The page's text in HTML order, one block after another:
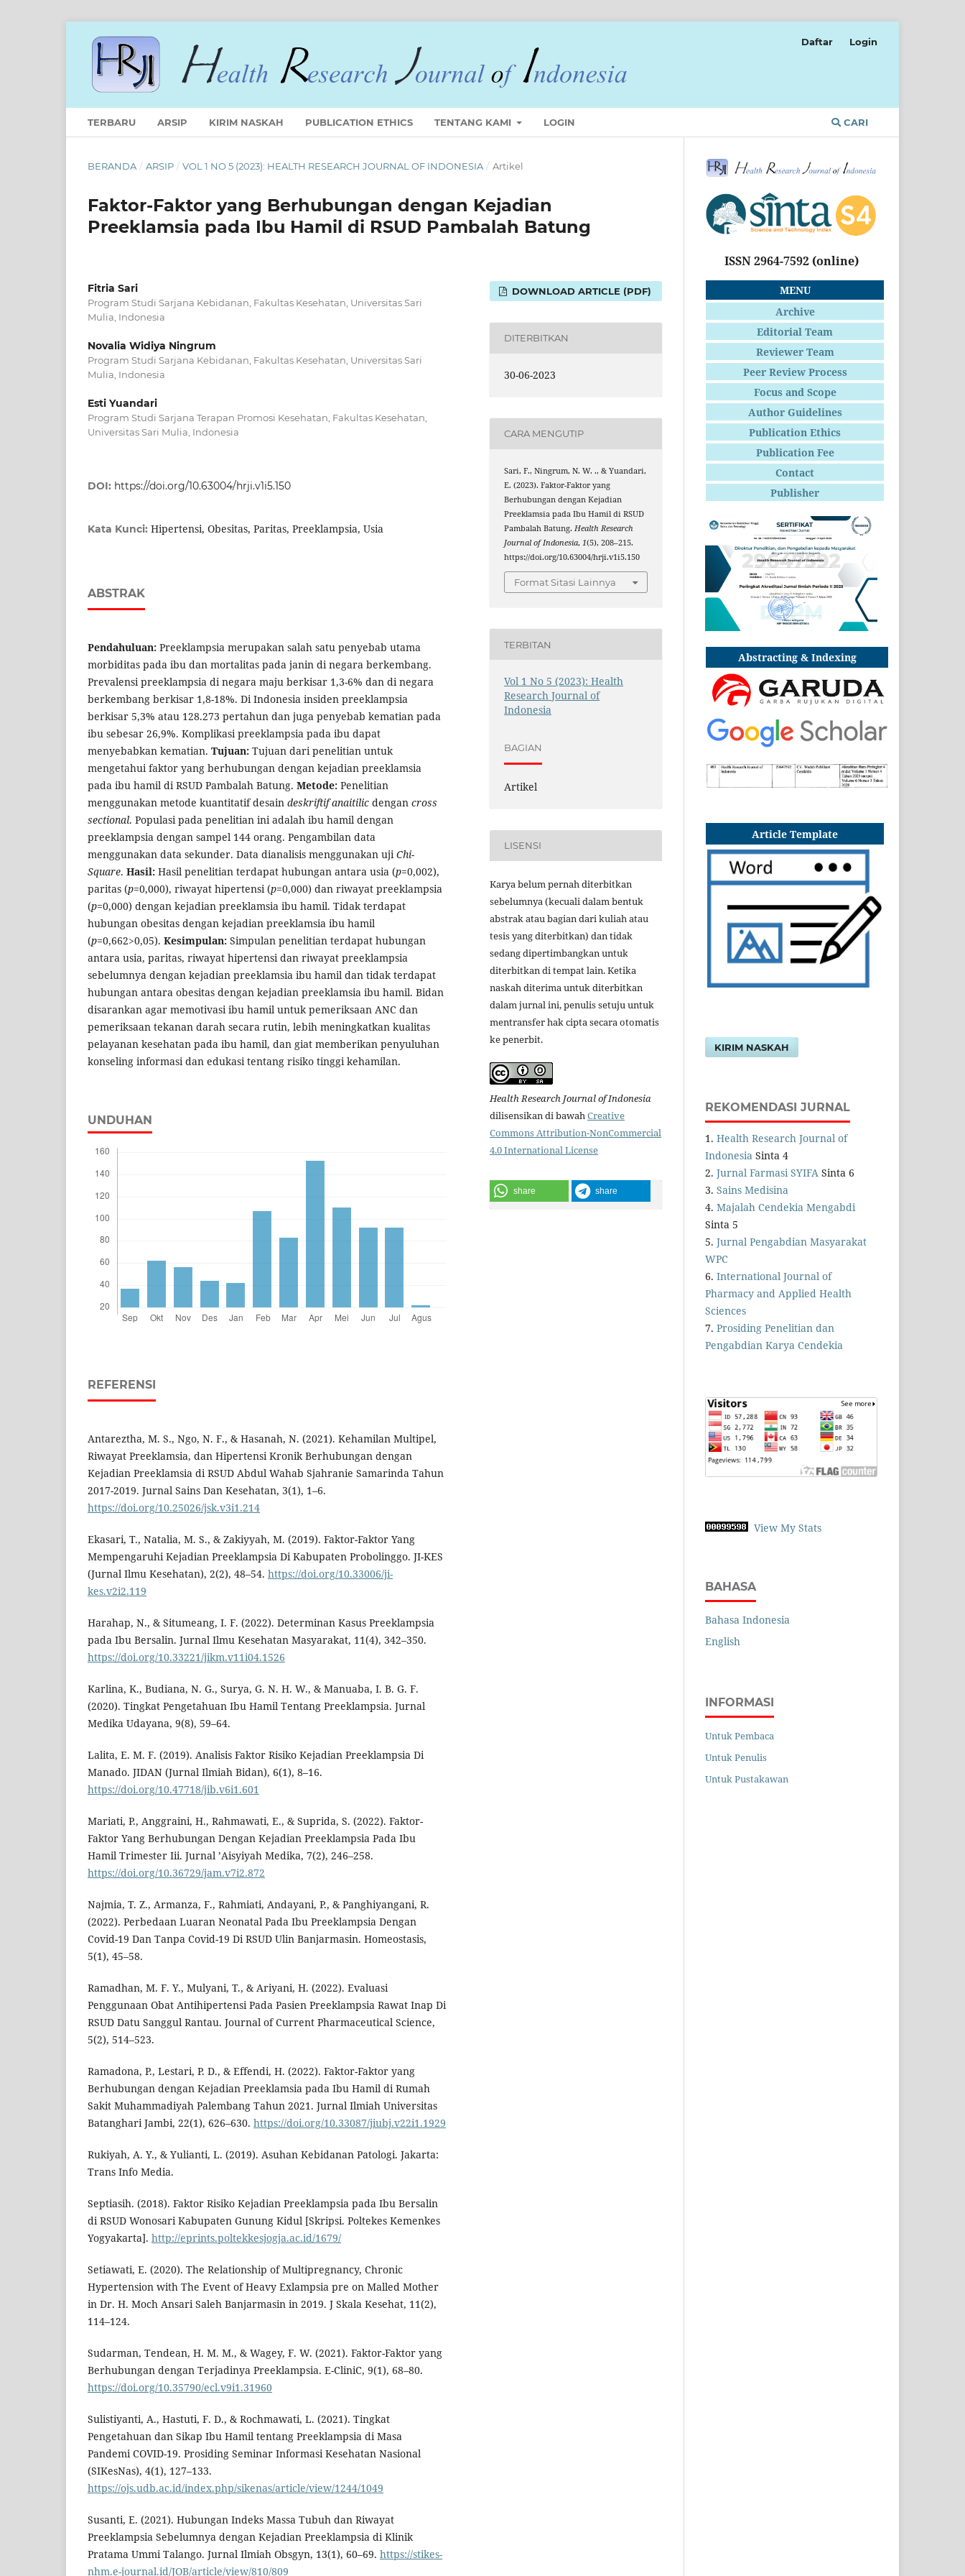
TERBARU ARSIP KIRIM NASKAH PUBLICATION ETHICS TENTANG KAMI LOGIN CARI
Daftar Login
BERANDA / ARSIP / VOL 1 NO 5 (2023): HEALTH RESEARCH JOURNAL OF INDONESIA / Artikel
Faktor-Faktor yang Berhubungan dengan Kejadian
Preeklamsia pada Ibu Hamil di RSUD Pambalah Batung
Fitria Sari
Program Studi Sarjana Kebidanan, Fakultas Kesehatan, Universitas Sari
Mulia, Indonesia
Novalia Widiya Ningrum
Program Studi Sarjana Kebidanan, Fakultas Kesehatan, Universitas Sari
Mulia, Indonesia
Esti Yuandari
Program Studi Sarjana Terapan Promosi Kesehatan, Fakultas Kesehatan,
Universitas Sari Mulia, Indonesia
DOI: https://doi.org/10.63004/hrji.v1i5.150
Kata Kunci: Hipertensi, Obesitas, Paritas, Preeklampsia, Usia
ABSTRAK
Pendahuluan: Preeklampsia merupakan salah satu penyebab utama
morbiditas pada ibu dan mortalitas pada janin di negara berkembang.
Prevalensi preeklampsia di negara maju berkisar 1,3-6% dan di negara
berkembang berkisar 1,8-18%. Di Indonesia insiden preeklampsia
berkisar 5,3% atau 128.273 pertahun dan juga penyebab kematian pada
ibu sebesar 26,9%. Komplikasi preeklampsia pada ibu dapat
menyebabkan kematian. Tujuan: Tujuan dari penelitian untuk
mengetahui faktor yang berhubungan dengan kejadian preeklamsia
pada ibu hamil di RSUD Pambalah Batung. Metode: Penelitian
menggunakan metode kuantitatif desain deskriftif anaitilic dengan cross
sectional. Populasi pada penelitian ini adalah ibu hamil dengan
preeklampsia dengan sampel 144 orang. Pengambilan data
menggunakan data sekunder. Data dianalisis menggunakan ujiChi-
Square. Hasil: Hasil penelitian terdapat hubungan antara usia (p=0,002),
paritas (p=0,000), riwayat hipertensi (p=0,000) dan riwayat preeklampsia
(p=0,000) dengan kejadian preeklamsia ibu hamil. Tidak terdapat
hubungan obesitas dengan kejadian preeklamsia ibu hamil
(p=0,662>0,05). Kesimpulan: Simpulan penelitian terdapat hubungan
antara usia, paritas, riwayat hipertensi dan riwayat preeklampsia
sebelumnya dengan kejadian preeklamsia ibu hamil dan tidak terdapat
hubungan antara obesitas dengan kejadian preeklamsia ibu hamil. Bidan
disarankan agar memotivasi ibu hamil untuk pemeriksaan ANC dan
pemeriksaan tekanan darah secara rutin, lebih meningkatkan kualitas
pelayanan kesehatan pada ibu hamil, dan giat memberikan penyuluhan
konseling informasi dan edukasi tentang risiko tinggi kehamilan.
UNDUHAN
REFERENSI
Antareztha, M. S., Ngo, N. F., & Hasanah, N. (2021). Kehamilan Multipel,
Riwayat Preeklamsia, dan Hipertensi Kronik Berhubungan dengan
Kejadian Preeklamsia di RSUD Abdul Wahab Sjahranie Samarinda Tahun
2017-2019. Jurnal Sains Dan Kesehatan, 3(1), 1–6.
https://doi.org/10.25026/jsk.v3i1.214
Ekasari, T., Natalia, M. S., & Zakiyyah, M. (2019). Faktor-Faktor Yang
Mempengaruhi Kejadian Preeklampsia Di Kabupaten Probolinggo. JI-KES
(Jurnal Ilmu Kesehatan), 2(2), 48–54. https://doi.org/10.33006/ji-
kes.v2i2.119
Harahap, N., & Situmeang, I. F. (2022). Determinan Kasus Preeklampsia
pada Ibu Bersalin. Jurnal Ilmu Kesehatan Masyarakat, 11(4), 342–350.
https://doi.org/10.33221/jikm.v11i04.1526
Karlina, K., Budiana, N. G., Surya, G. N. H. W., & Manuaba, I. B. G. F.
(2020). Tingkat Pengetahuan Ibu Hamil Tentang Preeklampsia. Jurnal
Medika Udayana, 9(8), 59–64.
Lalita, E. M. F. (2019). Analisis Faktor Risiko Kejadian Preeklampsia Di
Manado. JIDAN (Jurnal Ilmiah Bidan), 6(1), 8–16.
https://doi.org/10.47718/jib.v6i1.601
Mariati, P., Anggraini, H., Rahmawati, E., & Suprida, S. (2022). Faktor-
Faktor Yang Berhubungan Dengan Kejadian Preeklampsia Pada Ibu
Hamil Trimester Iii. Jurnal ’Aisyiyah Medika, 7(2), 246–258.
https://doi.org/10.36729/jam.v7i2.872
Najmia, T. Z., Armanza, F., Rahmiati, Andayani, P., & Panghiyangani, R.
(2022). Perbedaan Luaran Neonatal Pada Ibu Preeklampsia Dengan
Covid-19 Dan Tanpa Covid-19 Di RSUD Ulin Banjarmasin. Homeostasis,
5(1), 45–58.
Ramadhan, M. F. Y., Mulyani, T., & Ariyani, H. (2022). Evaluasi
Penggunaan Obat Antihipertensi Pada Pasien Preeklampsia Rawat Inap Di
RSUD Datu Sanggul Rantau. Journal of Current Pharmaceutical Science,
5(2), 514–523.
Ramadona, P., Lestari, P. D., & Effendi, H. (2022). Faktor-Faktor yang
Berhubungan dengan Kejadian Preeklamsia pada Ibu Hamil di Rumah
Sakit Muhammadiyah Palembang Tahun 2021. Jurnal Ilmiah Universitas
Batanghari Jambi, 22(1), 626–630. https://doi.org/10.33087/jiubj.v22i1.1929
Rukiyah, A. Y., & Yulianti, L. (2019). Asuhan Kebidanan Patologi. Jakarta:
Trans Info Media.
Septiasih. (2018). Faktor Risiko Kejadian Preeklampsia pada Ibu Bersalin
di RSUD Wonosari Kabupaten Gunung Kidul [Skripsi. Poltekes Kemenkes
Yogyakarta]. http://eprints.poltekkesjogja.ac.id/1679/
Setiawati, E. (2020). The Relationship of Multipregnancy, Chronic
Hypertension with The Event of Heavy Exlampsia pre on Malled Mother
in Dr. H. Moch Ansari Saleh Banjarmasin in 2019. J Skala Kesehat, 11(2),
114–124.
Sudarman, Tendean, H. M. M., & Wagey, F. W. (2021). Faktor-Faktor yang
Berhubungan dengan Terjadinya Preeklampsia. E-CliniC, 9(1), 68–80.
https://doi.org/10.35790/ecl.v9i1.31960
Sulistiyanti, A., Hastuti, F. D., & Rochmawati, L. (2021). Tingkat
Pengetahuan dan Sikap Ibu Hamil tentang Preeklampsia di Masa
Pandemi COVID-19. Prosiding Seminar Informasi Kesehatan Nasional
(SIKesNas), 4(1), 127–133.
https://ojs.udb.ac.id/index.php/sikenas/article/view/1244/1049
Susanti, E. (2021). Hubungan Indeks Massa Tubuh dan Riwayat
Preeklampsia Sebelumnya dengan Kejadian Preeklampsia di Klinik
Pratama Ummi Talango. Jurnal Ilmiah Obsgyn, 13(1), 60–69. https://stikes-
nhm.e-journal.id/JOB/article/view/810/809
DOWNLOAD ARTICLE (PDF)
DITERBITKAN
30-06-2023
CARA MENGUTIP
Sari, F., Ningrum, N. W. ., & Yuandari,
E. (2023). Faktor-Faktor yang
Berhubungan dengan Kejadian
Preeklamsia pada Ibu Hamil di RSUD
Pambalah Batung.Health Research
Journal of Indonesia,1(5), 208–215.
https://doi.org/10.63004/hrji.v1i5.150
Format Sitasi Lainnya
TERBITAN
Vol 1 No 5 (2023): Health
Research Journal of
Indonesia
BAGIAN
Artikel
LISENSI
Karya belum pernah diterbitkan
sebelumnya (kecuali dalam bentuk
abstrak atau bagian dari kuliah atau
tesis yang diterbitkan) dan tidak
sedang dipertimbangkan untuk
diterbitkan di tempat lain. Ketika
naskah diterima untuk diterbitkan
dalam jurnal ini, penulis setuju untuk
mentransfer hak cipta secara otomatis
ke penerbit.
Health Research Journal of Indonesia
dilisensikan di bawah Creative
Commons Attribution-NonCommercial
4.0 International License
share share
ISSN 2964-7592(online)
MENU
Archive
Editorial Team
Reviewer Team
Peer Review Process
Focus and Scope
Author Guidelines
Publication Ethics
Publication Fee
Contact
Publisher
Abstracting & Indexing
Article Template
KIRIM NASKAH
REKOMENDASI JURNAL
1. Health Research Journal of
Indonesia Sinta 4
2. Jurnal Farmasi SYIFA Sinta 6
3. Sains Medisina
4. Majalah Cendekia Mengabdi
Sinta 5
5. Jurnal Pengabdian Masyarakat
WPC
6. International Journal of
Pharmacy and Applied Health
Sciences
7. Prosiding Penelitian dan
Pengabdian Karya Cendekia
View My Stats
BAHASA
Bahasa Indonesia
English
INFORMASI
Untuk Pembaca
Untuk Penulis
Untuk Pustakawan